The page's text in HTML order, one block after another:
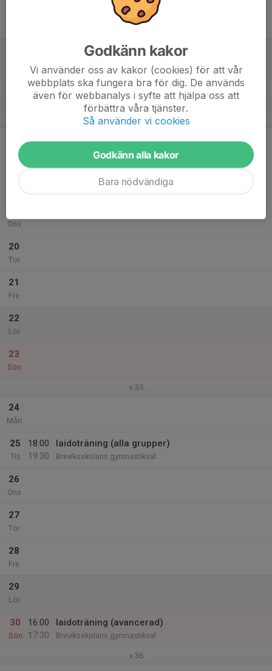
v.34
Mån
Ons
20
Tor
21
Fre
22
Lör
23
Sön
v.35
24
Mån
25
Tis
18:00
19:30
Iaidoträning (alla grupper)
Breviksskolans gymnastiksal
26
Ons
27
Tor
28
Fre
29
Lör
30
Sön
16:00
17:30
Iaidoträning (avancerad)
Breviksskolans gymnastiksal
v.36
Godkänn kakor
Vi använder oss av kakor (cookies) för att vår
webbplats ska fungera bra för dig. De används
även för webbanalys i syfte att hjälpa oss att
förbättra våra tjänster.
Så använder vi cookies
Godkänn alla kakor
Bara nödvändiga